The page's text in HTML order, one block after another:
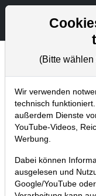
Chartanalysen
Home Blog
29.06.2018 um 15:29
(Bitte
Wir verwenden
technisch
außerdem Dienste
YouTube-Videos,
Werbung.
Dabei können
ausgelesen und
Google/YouTube